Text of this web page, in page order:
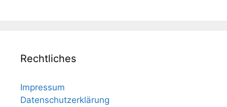
Rechtliches
Impressum
Datenschutzerklärung